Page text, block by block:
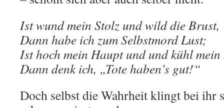
Ist wund mein Stolz und wild die Brust,
Dann habe ich zum Selbstmord Lust;
Ist hoch mein Haupt und und kühl
Dann denk ich, „Tote haben’s gut!“
Doch selbst die Wahrheit klingt bei ihr